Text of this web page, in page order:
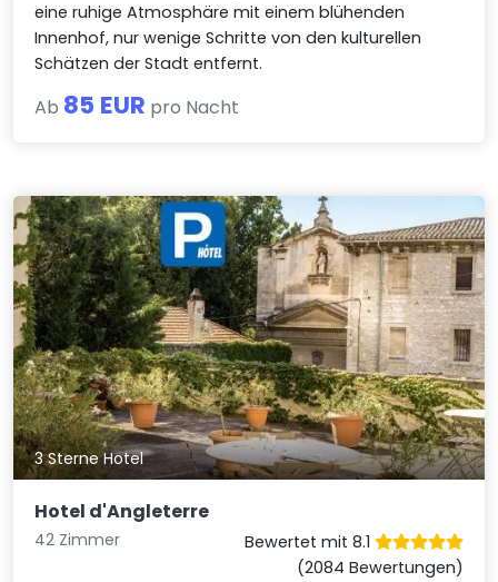
eine ruhige Atmosphäre mit einem blühenden
Innenhof, nur wenige Schritte von den kulturellen
Schätzen der Stadt entfernt.
Ab 85 EUR pro Nacht
3 Sterne Hotel
Hotel d'Angleterre
42 Zimmer
Bewertet mit 8.1
(2084 Bewertungen)